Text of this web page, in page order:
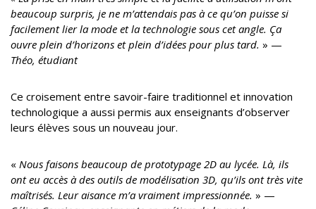
beaucoup surpris, je ne m’attendais pas à ce qu’on puisse si
facilement lier la mode et la technologie sous cet angle. Ça
ouvre plein d’horizons et plein d’idées pour plus tard. » —
Théo, étudiant
Ce croisement entre savoir-faire traditionnel et innovation
technologique a aussi permis aux enseignants d’observer
leurs élèves sous un nouveau jour.
« Nous faisons beaucoup de prototypage 2D au lycée. Là, ils
ont eu accès à des outils de modélisation 3D, qu’ils ont très vite
maîtrisés. Leur aisance m’a vraiment impressionnée. » —